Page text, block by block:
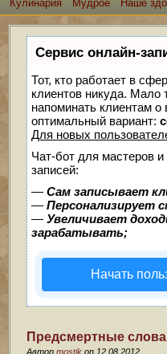
Кулинария Мудрое Наше
Сервис онлайн-
Тот, кто работает в
клиентов никуда. Мало
напоминать клиентам
оптимальный вариант:
Для новых
Чат-бот для мастеров
записей:
— Сам записывает
— Персонализирует
— Увеличивает
зарабатывать;
Начать
Предсмертные
Автор mostik on 12.08.2012